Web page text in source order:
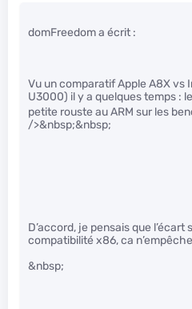
domFreedom a écrit :
Vu un comparatif Apple A8X vs
U3000) il y a quelques temps :
petite rouste au ARM sur les
/>&nbsp;&nbsp;
D’accord, je pensais que l’écart
compatibilité x86, ca
&nbsp;